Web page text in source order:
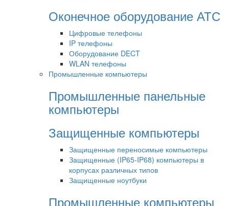
Оконечное оборудование АТС
Цифровые телефоны
IP телефоны
Оборудование DECT
WLAN телефоны
Промышленные компьютеры
Промышленные панельные
компьютеры
Защищенные компьютеры
Защищенные переносимые компьютеры
Защищенные (IP65-IP68) компьютеры в
корпусах различных типов
Защищенные ноутбуки
Промышленные компьютеры